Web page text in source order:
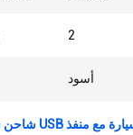
2
أسود